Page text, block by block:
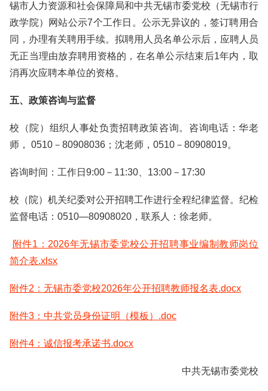
锡市人力资源和社会保障局和中共无锡市委党校（无锡市行
政学院）网站公示7个工作日。公示无异议的，签订聘用合
同，办理有关聘用手续。拟聘用人员名单公示后，应聘人员
无正当理由放弃聘用资格的，在名单公示结束后1年内，取
消再次应聘本单位的资格。
五、政策咨询与监督
校（院）组织人事处负责招聘政策咨询。咨询电话：华老
师， 0510－80908036；沈老师，0510－80908019。
咨询时间：工作日9:00－11:30、13:00－17:30
校（院）机关纪委对公开招聘工作进行全程纪律监督。纪检
监督电话：0510—80908020，联系人：徐老师。
附件1：2026年无锡市委党校公开招聘事业编制教师岗位
简介表.xlsx
附件2：无锡市委党校2026年公开招聘教师报名表.docx
附件3：中共党员身份证明（模板）.doc
附件4：诚信报考承诺书.docx
中共无锡市委党校